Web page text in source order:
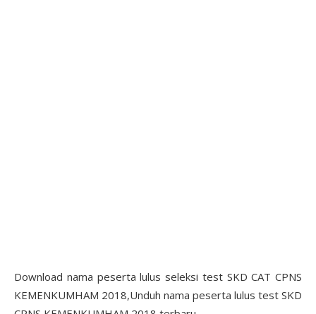
Download nama peserta lulus seleksi test SKD CAT CPNS
KEMENKUMHAM 2018,Unduh nama peserta lulus test SKD